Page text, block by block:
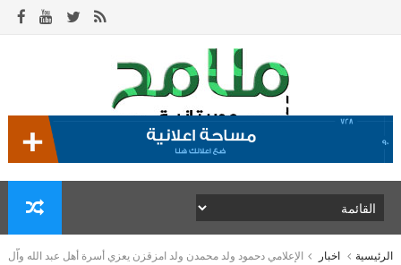
الرئيسية اخبار
الإعلامي دحمود ولد محمدن ولد امزقزن يعزي أسرة أهل عبد الله واّل